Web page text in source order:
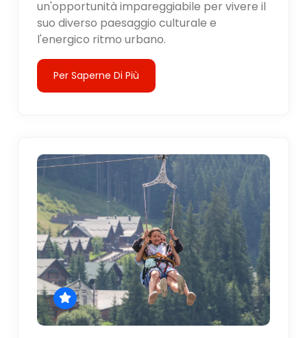
un'opportunità impareggiabile per vivere il
suo diverso paesaggio culturale e
l'energico ritmo urbano.
Per Saperne Di Più